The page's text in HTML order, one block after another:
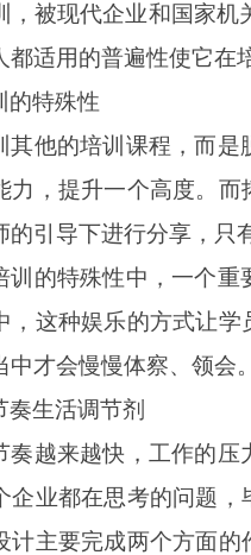
，被现代企业和国家机
适用的普遍性使它在
的特殊性
其他的培训课程，而
力，提升一个高度。
的引导下进行分享，只
训的特殊性中，一个
，这种娱乐的方式让
才会慢慢体察、领会。
奏生活调节剂
奏越来越快，工作的
企业都在思考的问题
计主要完成两个方面